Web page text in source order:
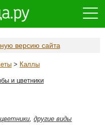
версию сайта
> Каллы
и цветники
, другие виды